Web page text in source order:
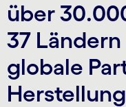
über
37
globale